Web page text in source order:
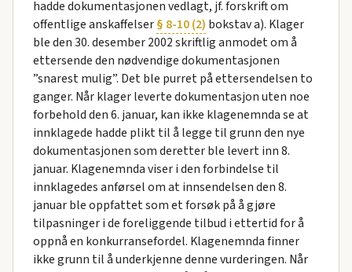
hadde dokumentasjonen vedlagt, jf. forskrift om
offentlige anskaffelser§ 8-10 (2) bokstav a). Klager
ble den 30. desember 2002 skriftlig anmodet om å
ettersende den nødvendige dokumentasjonen
”snarest mulig”. Det ble purret på ettersendelsen to
ganger. Når klager leverte dokumentasjon uten noe
forbehold den 6. januar, kan ikke klagenemnda se at
innklagede hadde plikt til å legge til grunn den nye
dokumentasjonen som deretter ble levert inn 8.
januar. Klagenemnda viser i den forbindelse til
innklagedes anførsel om at innsendelsen den 8.
januar ble oppfattet som et forsøk på å gjøre
tilpasninger i de foreliggende tilbud i ettertid for å
oppnå en konkurransefordel. Klagenemnda finner
ikke grunn til å underkjenne denne vurderingen. Når